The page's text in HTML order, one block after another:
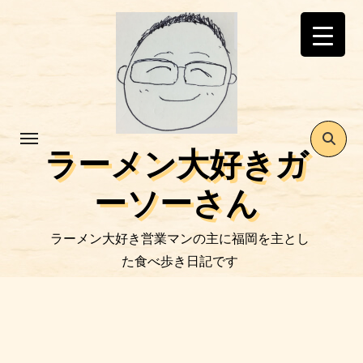
ラーメン大好きガ
ーソーさん
ラーメン大好き営業マンの主に福岡を主とし
た食べ歩き日記です